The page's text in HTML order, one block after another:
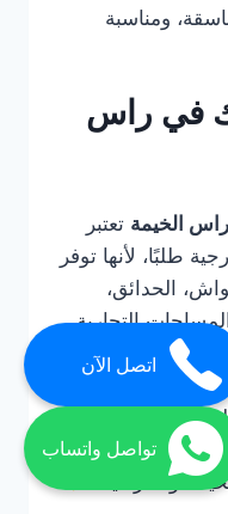
ومناسبة
في راس
الخيمة تعتبر
طلبًا، لأنها توفر
الحدائق،
التجارية.
مع بعضه بطريقة
بألوان
لذلك
في راس
واحترافية.
اتصل الآن
تواصل واتساب